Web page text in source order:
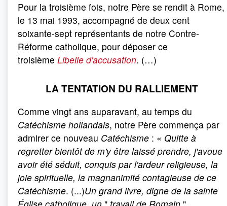
Pour la troisième fois, notre Père se rendit à Rome,
le 13 mai 1993, accompagné de deux cent
soixante-sept représentants de notre Contre-
Réforme catholique, pour déposer ce
troisième Libelle d'accusation. (…)
LA TENTATION DU RALLIEMENT
Comme vingt ans auparavant, au temps du
Catéchisme hollandais, notre Père commença par
admirer ce nouveau Catéchisme : « Quitte à
regretter bientôt de m'y être laissé prendre, j'avoue
avoir été séduit, conquis par l'ardeur religieuse, la
joie spirituelle, la magnanimité contagieuse de ce
Catéchisme. (...)Un grand livre, digne de la sainte